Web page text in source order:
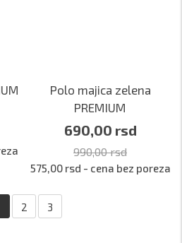
Polo majica zelena
PREMIUM
690,00 rsd
990,00 rsd
575,00 rsd - cena bez poreza
2 3